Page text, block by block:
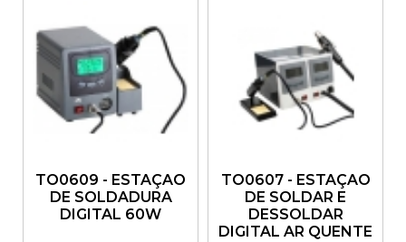
TO0609 - ESTAÇAO
DE SOLDADURA
DIGITAL 60W
TO0607 - ESTAÇAO
DE SOLDAR E
DESSOLDAR
DIGITAL AR QUENTE